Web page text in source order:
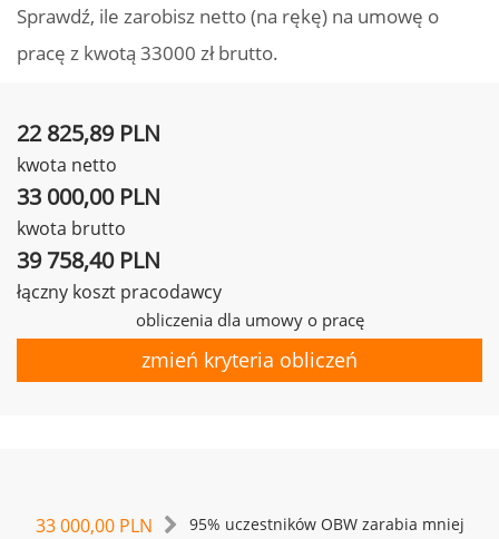
Sprawdź, ile zarobisz netto (na rękę) na umowę o
pracę z kwotą 33000 zł brutto.
22 825,89 PLN
kwota netto
33 000,00 PLN
kwota brutto
39 758,40 PLN
łączny koszt pracodawcy
obliczenia dla umowy o pracę
zmień kryteria obliczeń
33 000,00 PLN 95% uczestników OBW zarabia mniej